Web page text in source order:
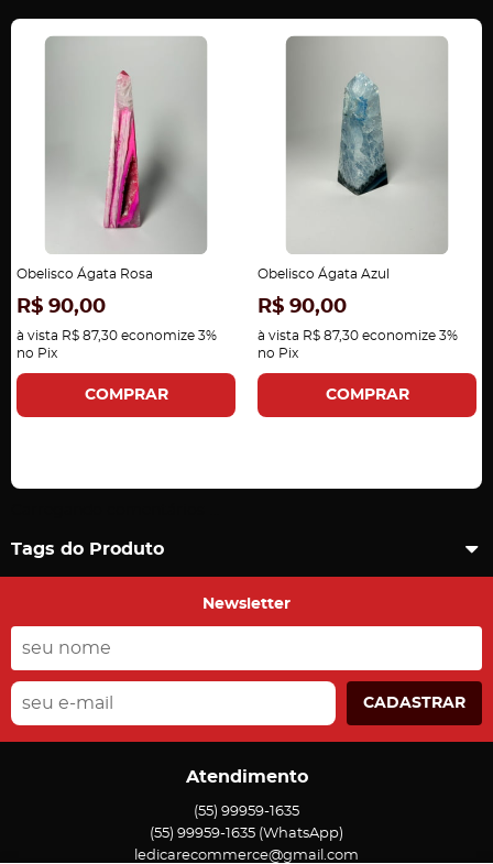
Obelisco Ágata Rosa
R$ 90,00
à vista R$ 87,30 economize 3%
no Pix
COMPRAR
Obelisco Ágata Azul
R$ 90,00
à vista R$ 87,30 economize 3%
no Pix
COMPRAR
Tags do Produto
Newsletter
CADASTRAR
Atendimento
(55) 99959-1635
(55) 99959-1635 (WhatsApp)
ledicarecommerce@gmail.com